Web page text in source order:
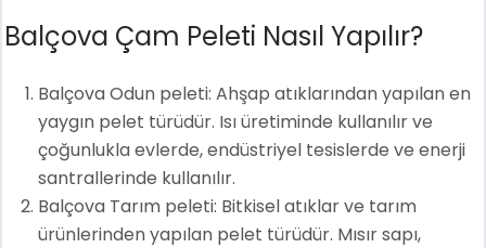
Balçova Çam Peleti Nasıl Yapılır?
Balçova Odun peleti: Ahşap atıklarından yapılan en
yaygın pelet türüdür. Isı üretiminde kullanılır ve
çoğunlukla evlerde, endüstriyel tesislerde ve enerji
santrallerinde kullanılır.
Balçova Tarım peleti: Bitkisel atıklar ve tarım
ürünlerinden yapılan pelet türüdür. Mısır sapı,